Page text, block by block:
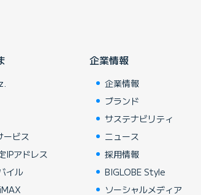
ービス
IPアドレス
イル
企業情報
企業情報
ブランド
サステナビリティ
ニュース
採用情報
BIGLOBE Style
ソーシャルメディア